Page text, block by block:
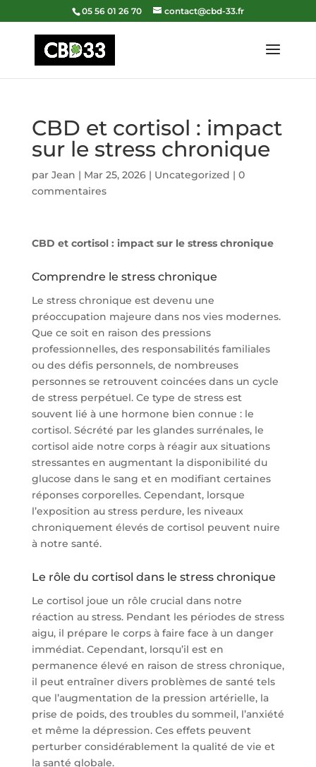
05 56 01 26 70 contact@cbd-33.fr
CBD et cortisol : impact
sur le stress chronique
par Jean | Mar 25, 2026| Uncategorized | 0
commentaires
CBD et cortisol : impact sur le stress chronique
Comprendre le stress chronique
Le stress chronique est devenu une
préoccupation majeure dans nos vies modernes.
Que ce soit en raison des pressions
professionnelles, des responsabilités familiales
ou des défis personnels, de nombreuses
personnes se retrouvent coincées dans un cycle
de stress perpétuel. Ce type de stress est
souvent lié à une hormone bien connue : le
cortisol. Sécrété par les glandes surrénales, le
cortisol aide notre corps à réagir aux situations
stressantes en augmentant la disponibilité du
glucose dans le sang et en modifiant certaines
réponses corporelles. Cependant, lorsque
l’exposition au stress perdure, les niveaux
chroniquement élevés de cortisol peuvent nuire
à notre santé.
Le rôle du cortisol dans le stress chronique
Le cortisol joue un rôle crucial dans notre
réaction au stress. Pendant les périodes de stress
aigu, il prépare le corps à faire face à un danger
immédiat. Cependant, lorsqu’il est en
permanence élevé en raison de stress chronique,
il peut entraîner divers problèmes de santé tels
que l’augmentation de la pression artérielle, la
prise de poids, des troubles du sommeil, l’anxiété
et même la dépression. Ces effets peuvent
perturber considérablement la qualité de vie et
la santé globale.